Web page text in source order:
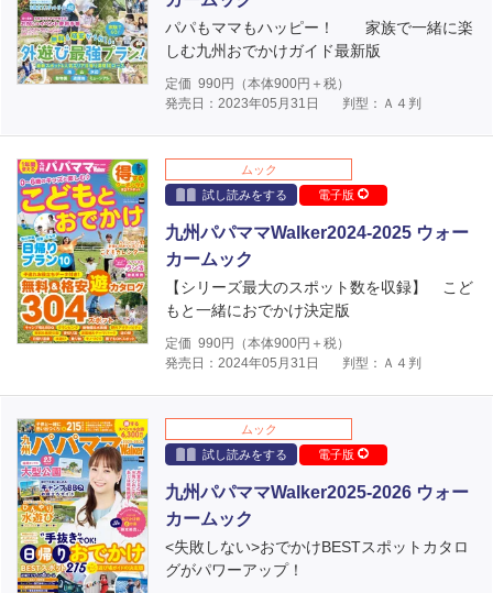
パパもママもハッピー！ 家族で一緒に楽
しむ九州おでかけガイド最新版
定価 990円（本体900円＋税）
発売日：2023年05月31日
判型：Ａ４判
ムック
試し読みをする
電子版
九州パパママWalker2024-2025 ウォー
カームック
【シリーズ最大のスポット数を収録】 こど
もと一緒におでかけ決定版
定価 990円（本体900円＋税）
発売日：2024年05月31日
判型：Ａ４判
ムック
試し読みをする
電子版
九州パパママWalker2025-2026 ウォー
カームック
<失敗しない>おでかけBESTスポットカタロ
グがパワーアップ！